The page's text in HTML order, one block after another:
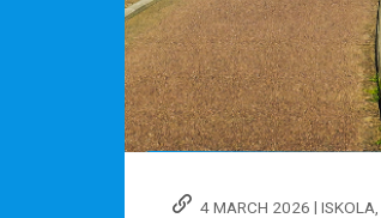
4 MARCH 2026 | ISKOLA